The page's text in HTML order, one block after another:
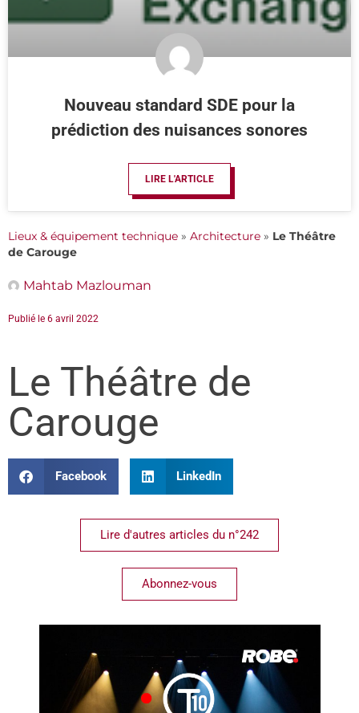
Nouveau standard SDE pour la
prédiction des nuisances sonores
LIRE L'ARTICLE
Lieux & équipement technique » Architecture » Le Théâtre
de Carouge
Mahtab Mazlouman
Publié le 6 avril 2022
Le Théâtre de
Carouge
Facebook LinkedIn
Lire d'autres articles du n°242
Abonnez-vous